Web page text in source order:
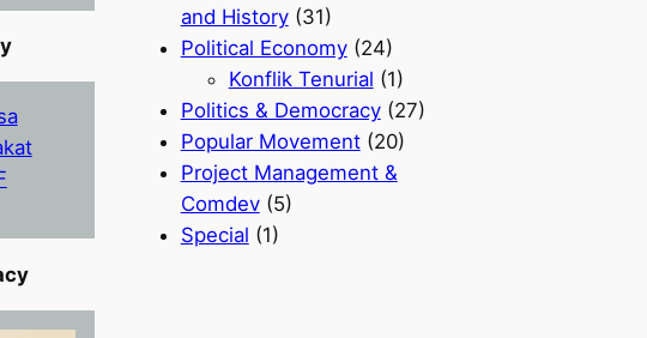
and History(31)
Political Economy(24)
Konflik Tenurial (1)
Politics & Democracy(27)
Popular Movement(20)
Project Management &
Comdev(5)
Special (1)